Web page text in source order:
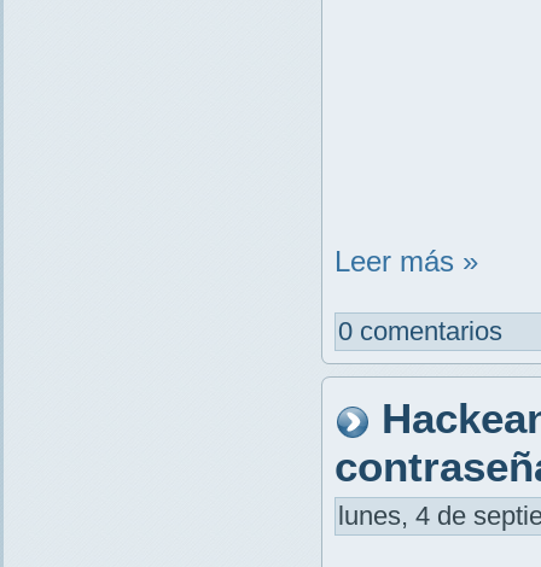
Leer más »
0 comentarios
lunes, 4 de